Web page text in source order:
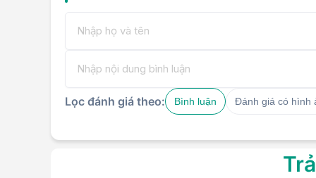
Lọc đánh giá theo: Bình luận Đánh giá có hình